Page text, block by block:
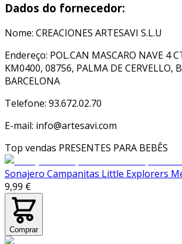
Dados do fornecedor:
Nome: CREACIONES ARTESAVI S.L.U
Endereço: POL.CAN MASCARO NAVE 4
KM0400, 08756, PALMA DE CERVELLO,
BARCELONA
Telefone: 93.672.02.70
E-mail: info@artesavi.com
Top vendas PRESENTES PARA BEBÊS
Sonajero Campanitas Little Explorers
9,99 €
Comprar